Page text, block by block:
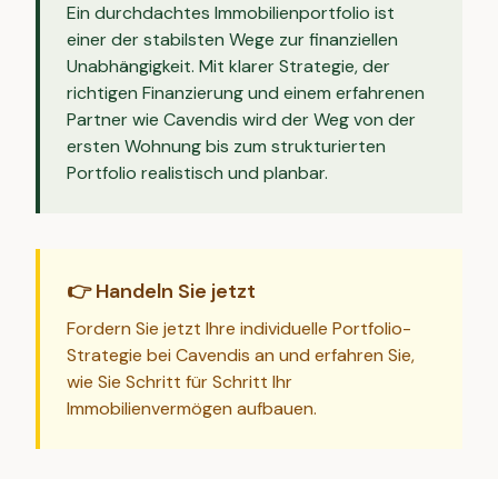
Ein durchdachtes Immobilienportfolio ist
einer der stabilsten Wege zur finanziellen
Unabhängigkeit. Mit klarer Strategie, der
richtigen Finanzierung und einem erfahrenen
Partner wie Cavendis wird der Weg von der
ersten Wohnung bis zum strukturierten
Portfolio realistisch und planbar.
👉 Handeln Sie jetzt
Fordern Sie jetzt Ihre individuelle Portfolio-
Strategie bei Cavendis an und erfahren Sie,
wie Sie Schritt für Schritt Ihr
Immobilienvermögen aufbauen.